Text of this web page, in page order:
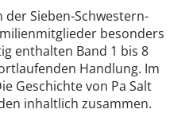
Sieben-Schwestern-
besonders
enthalten Band 1 bis 8
Handlung. Im
Geschichte von Pa Salt
inhaltlich zusammen.